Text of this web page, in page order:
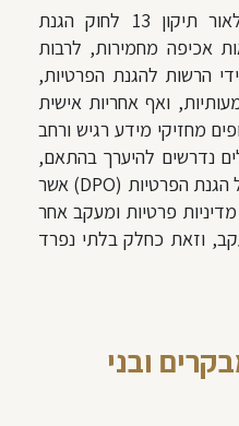
לבסוף, מן הראוי לציין כי לאור תיקון 13 לחוק הגנת
אכיפה מחמירות, לרבות
הרשות להגנת הפרטיות,
ואף אחריות אישית
מחזיקי מידע רגיש ורחב
נדרשים להיערך בהתאם,
בין היתר על ידי מינוי ממונה על הגנת הפרטיות (DPO) אשר
פרטיות ומעקב אחר
וזאת כחלק בלתי נפרד
ובני